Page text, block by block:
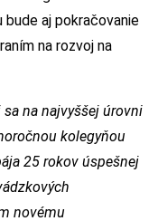
aj pokračovanie
na rozvoj na
na najvyššej úrovni
kolegyňou
25 rokov úspešnej
novému